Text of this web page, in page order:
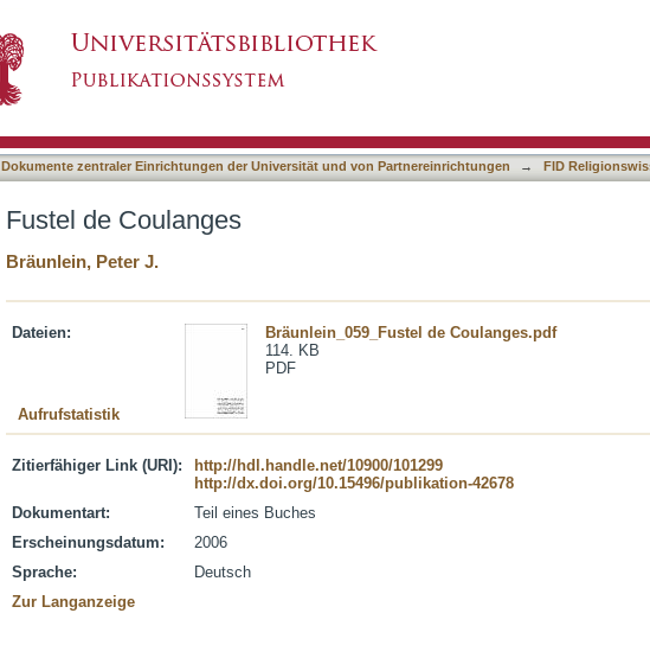
Dokumente zentraler Einrichtungen der Universität und von Partnereinrichtungen →
FID
Fustel de Coulanges
Bräunlein, Peter J.
Dateien:
Bräunlein_059_Fustel de Coulanges.pdf
114. KB
PDF
Aufrufstatistik
Zitierfähiger Link (URI):
http://hdl.handle.net/10900/101299
http://dx.doi.org/10.15496/publikation-42678
Dokumentart:
Teil eines Buches
Erscheinungsdatum:
2006
Sprache:
Deutsch
Zur Langanzeige